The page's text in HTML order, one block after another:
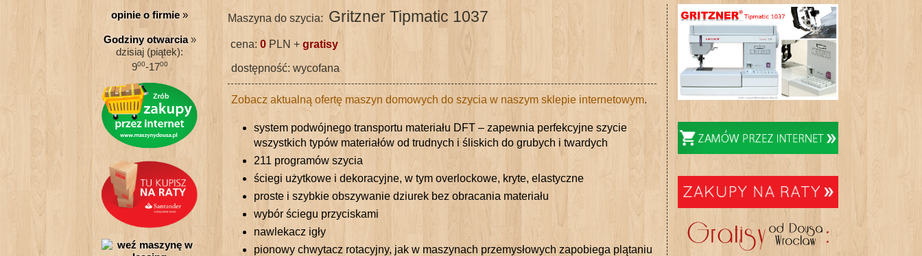
opinie o firmie »
Godziny otwarcia»
dzisiaj (piątek):
900-1700
Maszyna do szycia: Gritzner Tipmatic 1037
cena: 0 PLN + gratisy
dostępność: wycofana
Zobacz aktualną ofertę maszyn domowych do szycia w naszym sklepie internetowym.
system podwójnego transportu materiału DFT – zapewnia perfekcyjne szycie
wszystkich typów materiałów od trudnych i śliskich do grubych i twardych
211 programów szycia
ściegi użytkowe i dekoracyjne, w tym overlockowe, kryte, elastyczne
proste i szybkie obszywanie dziurek bez obracania materiału
wybór ściegu przyciskami
nawlekacz igły
pionowy chwytacz rotacyjny, jak w maszynach przemysłowych zapobiega plątaniu